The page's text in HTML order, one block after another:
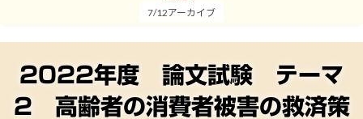
7/12アーカイブ
2022年度 論文試験 テーマ
2 高齢者の消費者被害の救済策